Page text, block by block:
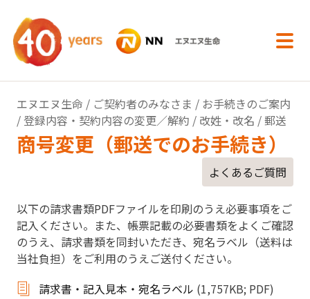
エヌエヌ生命 / ご契約者のみなさま / お手続きのご案内
/登録内容・契約内容の変更／解約 / 改姓・改名 / 郵送
商号変更（郵送でのお手続き）
よくあるご質問
以下の請求書類PDFファイルを印刷のうえ必要事項をご
記入ください。また、帳票記載の必要書類をよくご確認
のうえ、請求書類を同封いただき、宛名ラベル（送料は
当社負担）をご利用のうえご送付ください。
請求書・記入見本・宛名ラベル (1,757KB; PDF)